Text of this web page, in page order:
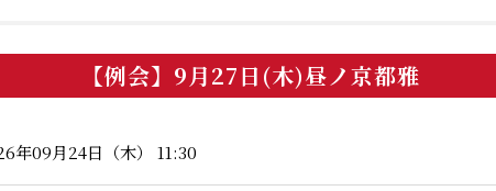
【例会】9月27日(木)昼ノ京都雅
年09月24日（木） 11:30